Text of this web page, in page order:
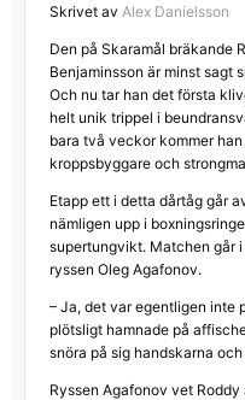
Skrivet av Alex Danielsson
Den på Skaramål bräkande
Benjaminsson är minst sagt
Och nu tar han det första
helt unik trippel i
bara två veckor kommer
kroppsbyggare och
Etapp ett i detta dårtåg går
nämligen upp i
supertungvikt. Matchen går
ryssen Oleg Agafonov.
– Ja, det var egentligen inte
plötsligt hamnade på
snöra på sig handskarna
Ryssen Agafonov vet